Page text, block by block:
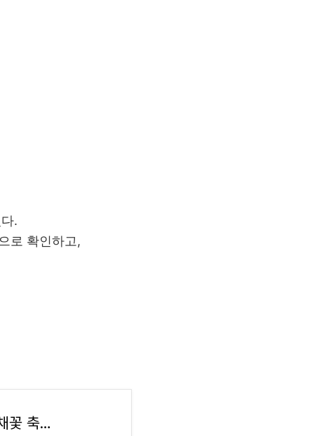
.
로 확인하고,
봄꽃 여행 추천! 2025 전국 벚꽃·튤립·철쭉·유채꽃 축제 일정